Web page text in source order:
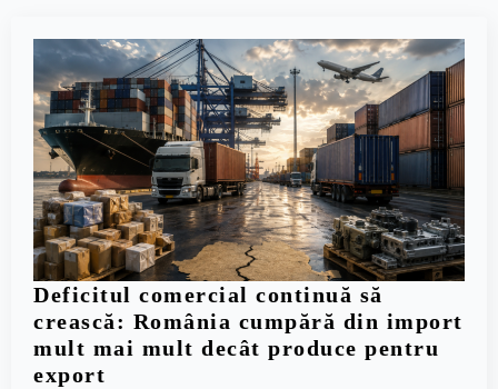
Deficitul comercial continuă să
crească: România cumpără din import
mult mai mult decât produce pentru
export